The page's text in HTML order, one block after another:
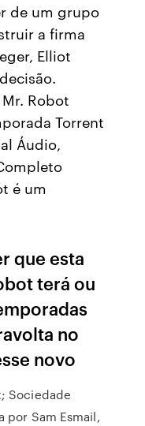
de um grupo
a firma
Elliot
Robot
Torrent
Áudio,
é um
que esta
terá ou
no
novo
Sociedade
por Sam Esmail,